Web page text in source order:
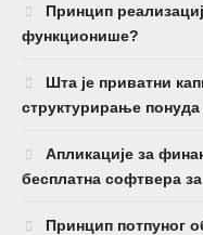
Принцип
функционише?
Шта је приватни
структурирање понуда
Апликације за
бесплатна софтвера
Принцип потпуног